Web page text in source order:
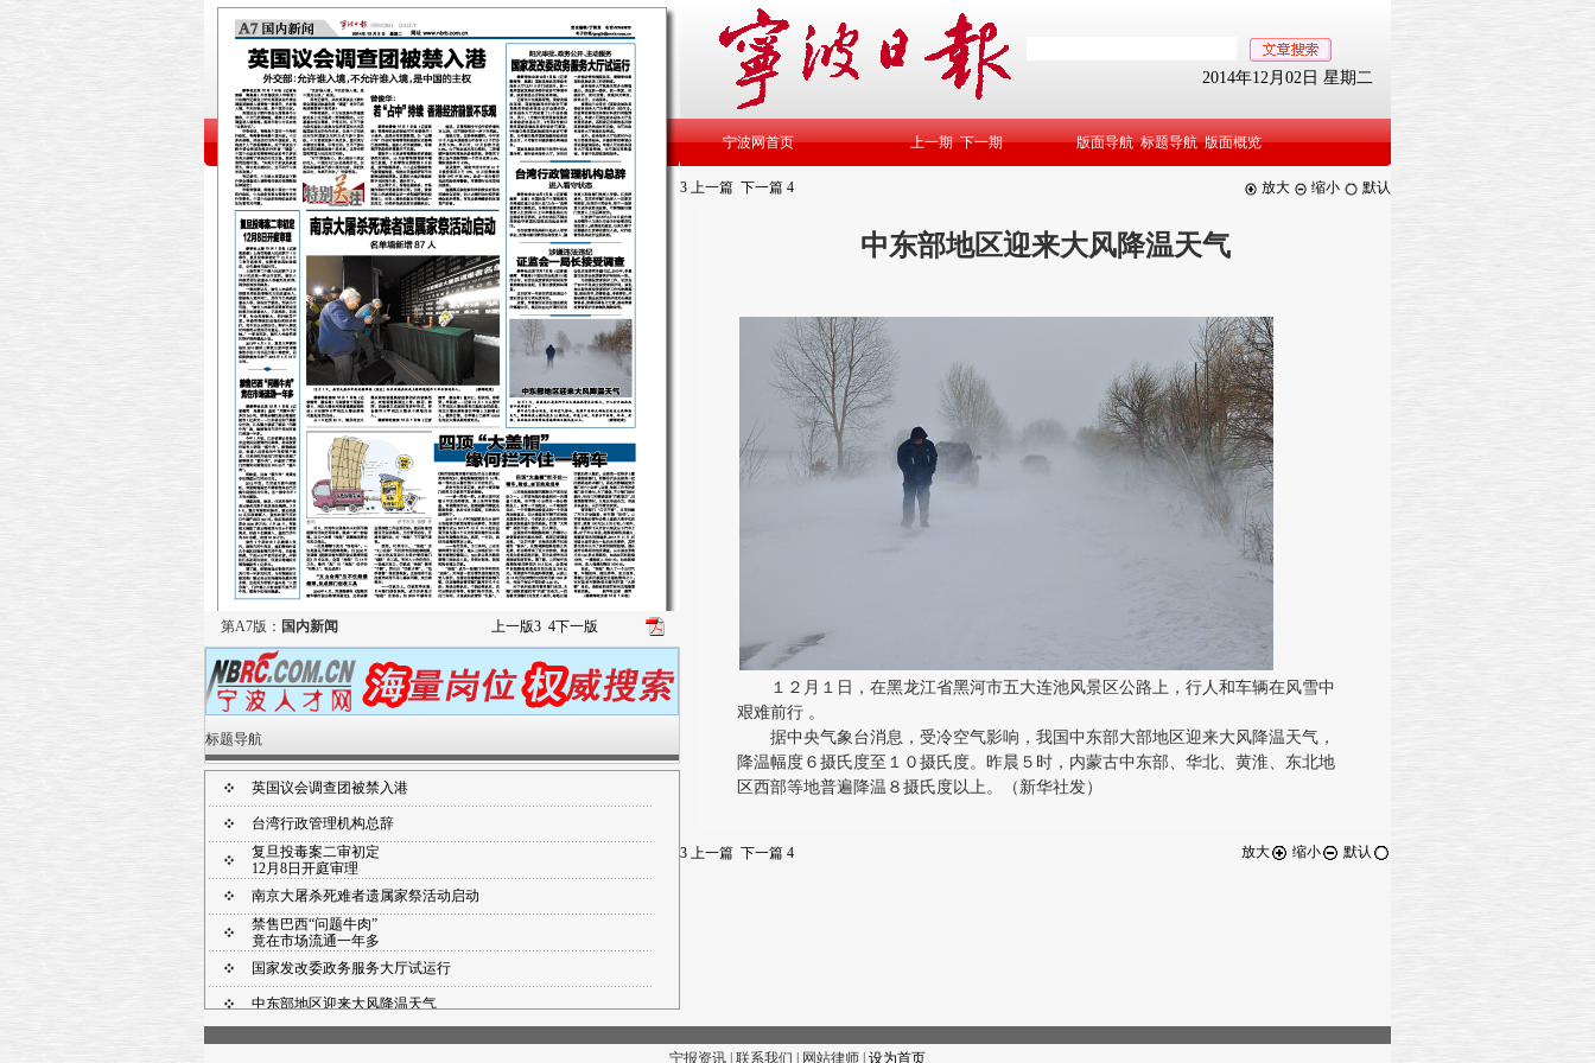
第A7版： 国内新闻 上一版3 4下一版
标题导航
英国议会调查团被禁入港
台湾行政管理机构总辞
复旦投毒案二审初定
12月8日开庭审理
南京大屠杀死难者遗属家祭活动启动
禁售巴西“问题牛肉”
竟在市场流通一年多
国家发改委政务服务大厅试运行
中东部地区迎来大风降温天气
2014年12月02日 星期二
宁波网首页 上一期 下一期 版面导航 标题导航 版面概览
3 上一篇 下一篇 4 放大 缩小 默认
中东部地区迎来大风降温天气
１２月１日，在黑龙江省黑河市五大连池风景区公路上，行人和车辆在风雪中
艰难前行 。
据中央气象台消息，受冷空气影响，我国中东部大部地区迎来大风降温天气，
降温幅度６摄氏度至１０摄氏度。昨晨５时，内蒙古中东部、华北、黄淮、东北地
区西部等地普遍降温８摄氏度以上。（新华社发）
3 上一篇 下一篇 4 放大 缩小 默认
宁报资讯 | 联系我们 | 网站律师 | 设为首页